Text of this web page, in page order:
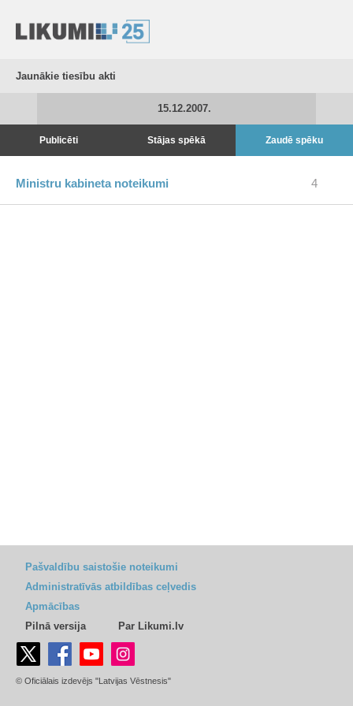
Jaunākie tiesību akti
15.12.2007.
Publicēti Stājas spēkā Zaudē spēku
Ministru kabineta noteikumi 4
Pašvaldību saistošie noteikumi
Administratīvās atbildības ceļvedis
Apmācības
Pilnā versija
Par Likumi.lv
© Oficiālais izdevējs "Latvijas Vēstnesis"